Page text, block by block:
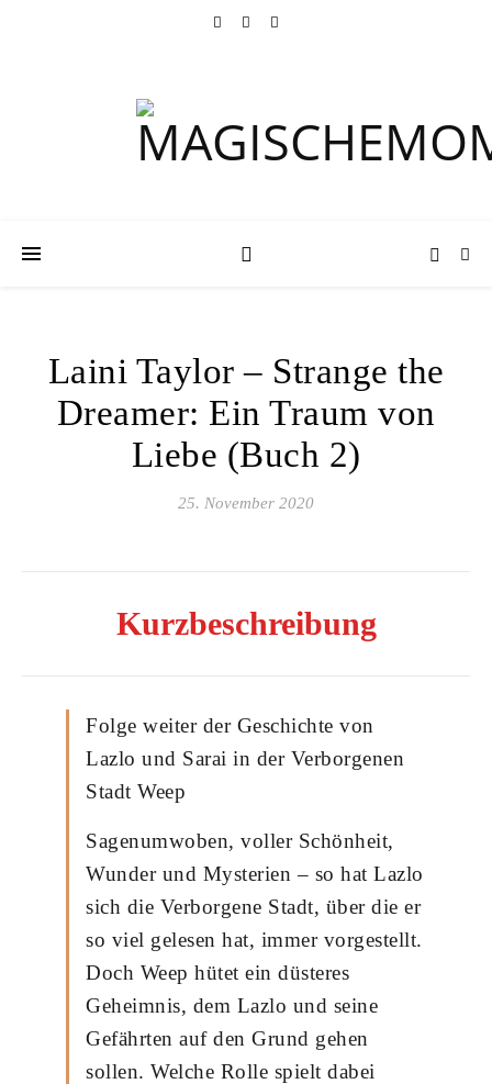
Laini Taylor – Strange the
Dreamer: Ein Traum von
Liebe (Buch 2)
25. November 2020
Kurzbeschreibung
Folge weiter der Geschichte von
Lazlo und Sarai in der Verborgenen
Stadt Weep
Sagenumwoben, voller Schönheit,
Wunder und Mysterien – so hat Lazlo
sich die Verborgene Stadt, über die er
so viel gelesen hat, immer vorgestellt.
Doch Weep hütet ein düsteres
Geheimnis, dem Lazlo und seine
Gefährten auf den Grund gehen
sollen. Welche Rolle spielt dabei